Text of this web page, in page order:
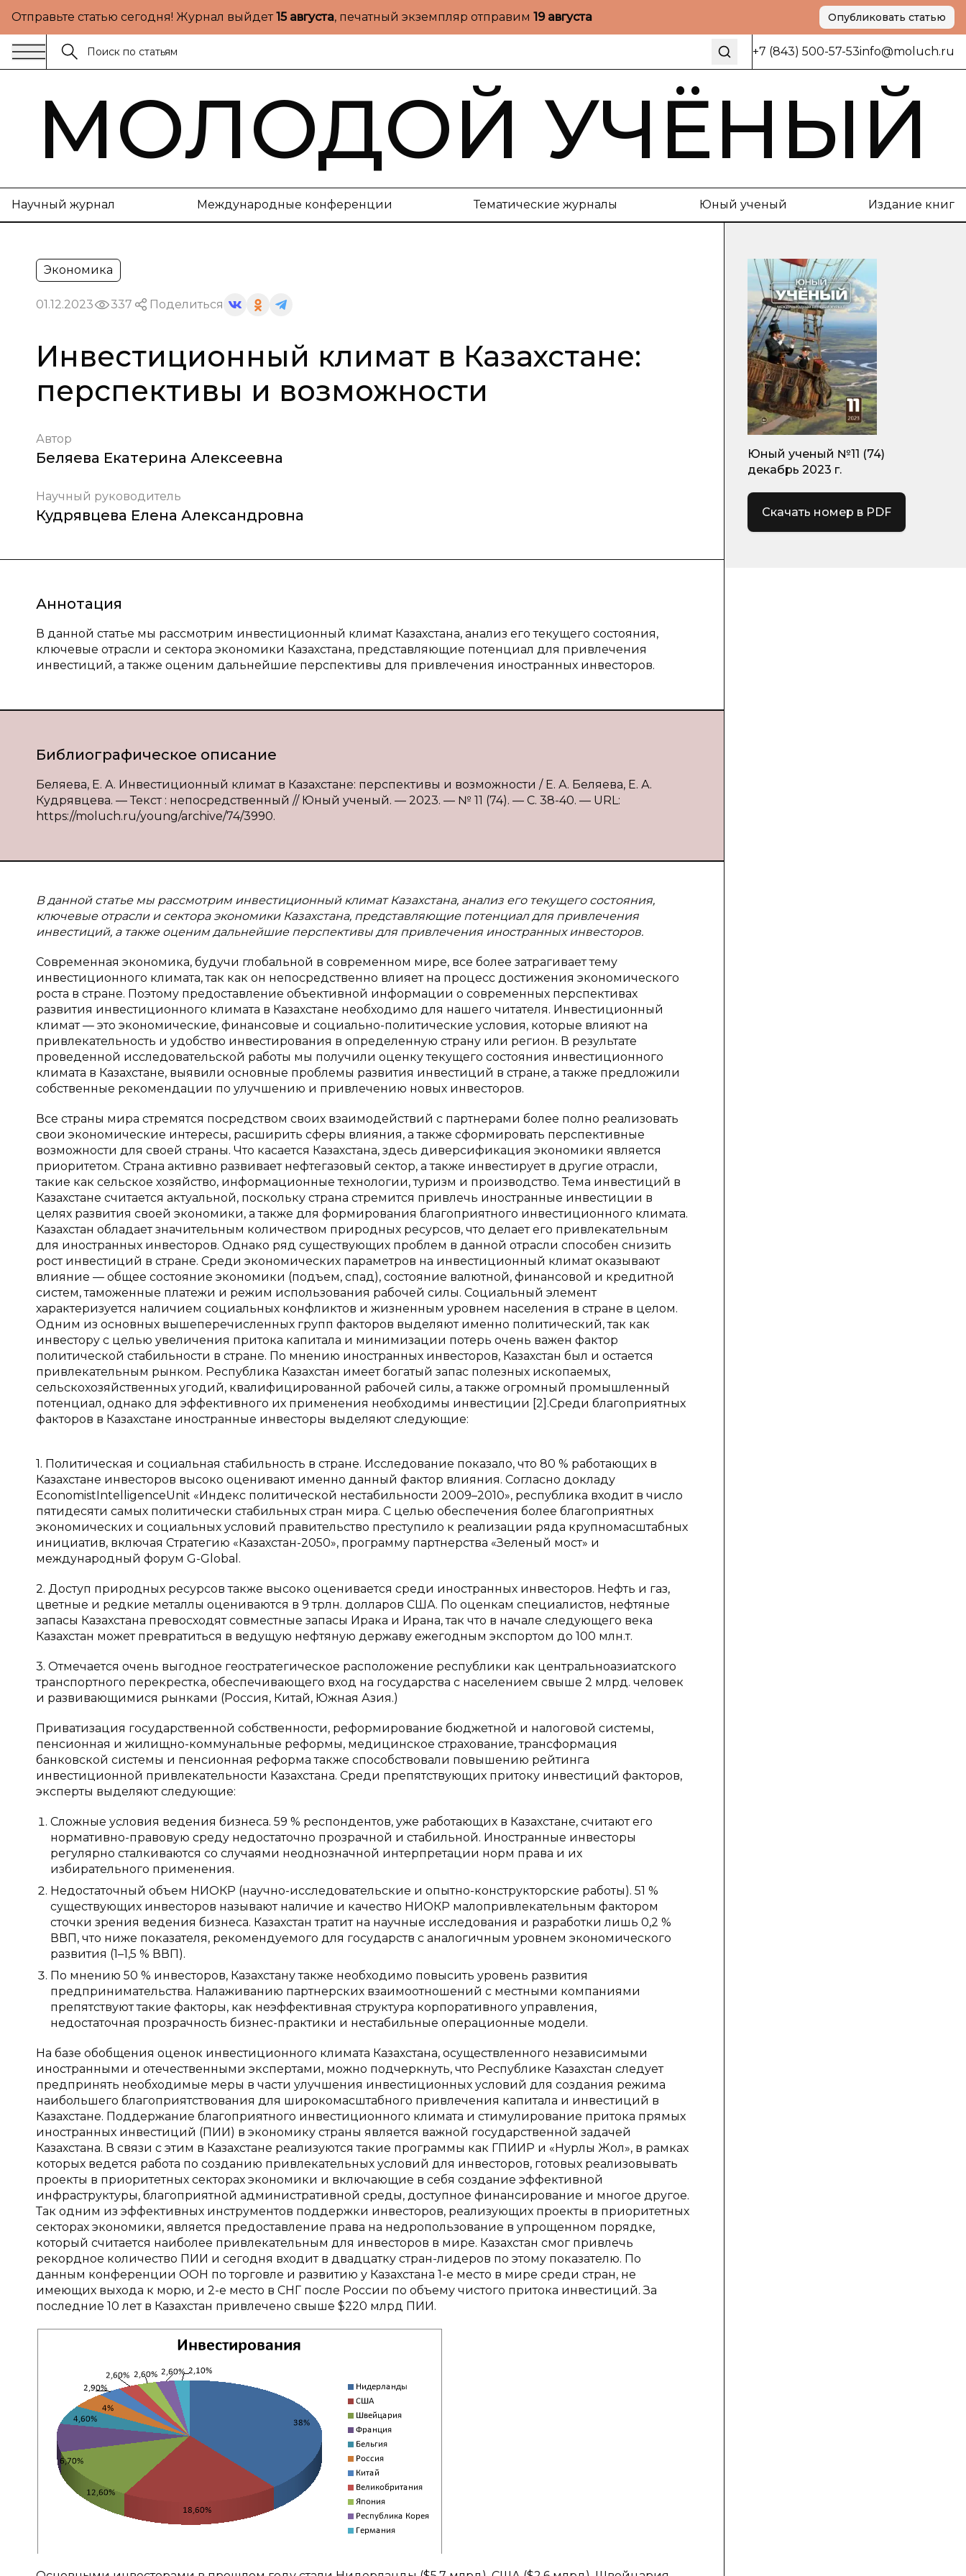
Отправьте статью сегодня! Журнал выйдет15 августа, печатный экземпляр отправим 19 августа Опубликовать статью
+7 (843) 500-57-53info@moluch.ru
МОЛОДОЙ УЧЁНЫЙ
Научный журнал Международные конференции Тематические журналы Юный ученый Издание книг
Экономика
01.12.2023 337 Поделиться
Инвестиционный климат в Казахстане:
перспективы и возможности
Автор
Беляева Екатерина Алексеевна
Научный руководитель
Кудрявцева Елена Александровна
Аннотация
В данной статье мы рассмотрим инвестиционный климат Казахстана, анализ его текущего состояния,
ключевые отрасли и сектора экономики Казахстана, представляющие потенциал для привлечения
инвестиций, а также оценим дальнейшие перспективы для привлечения иностранных инвесторов.
Библиографическое описание
Беляева, Е. А. Инвестиционный климат в Казахстане: перспективы и возможности / Е. А. Беляева, Е. А.
Кудрявцева. — Текст : непосредственный // Юный ученый. — 2023. — № 11 (74). — С. 38-40. — URL:
https://moluch.ru/young/archive/74/3990.
В данной статье мы рассмотрим инвестиционный климат Казахстана, анализ его текущего состояния,
ключевые отрасли и сектора экономики Казахстана, представляющие потенциал для привлечения
инвестиций, а также оценим дальнейшие перспективы для привлечения иностранных инвесторов.
Современная экономика, будучи глобальной в современном мире, все более затрагивает тему
инвестиционного климата, так как он непосредственно влияет на процесс достижения экономического
роста в стране. Поэтому предоставление объективной информации о современных перспективах
развития инвестиционного климата в Казахстане необходимо для нашего читателя. Инвестиционный
климат — это экономические, финансовые и социально-политические условия, которые влияют на
привлекательность и удобство инвестирования в определенную страну или регион. В результате
проведенной исследовательской работы мы получили оценку текущего состояния инвестиционного
климата в Казахстане, выявили основные проблемы развития инвестиций в стране, а также предложили
собственные рекомендации по улучшению и привлечению новых инвесторов.
Все страны мира стремятся посредством своих взаимодействий с партнерами более полно реализовать
свои экономические интересы, расширить сферы влияния, а также сформировать перспективные
возможности для своей страны. Что касается Казахстана, здесь диверсификация экономики является
приоритетом. Страна активно развивает нефтегазовый сектор, а также инвестирует в другие отрасли,
такие как сельское хозяйство, информационные технологии, туризм и производство. Тема инвестиций в
Казахстане считается актуальной, поскольку страна стремится привлечь иностранные инвестиции в
целях развития своей экономики, а также для формирования благоприятного инвестиционного климата.
Казахстан обладает значительным количеством природных ресурсов, что делает его привлекательным
для иностранных инвесторов. Однако ряд существующих проблем в данной отрасли способен снизить
рост инвестиций в стране. Среди экономических параметров на инвестиционный климат оказывают
влияние — общее состояние экономики (подъем, спад), состояние валютной, финансовой и кредитной
систем, таможенные платежи и режим использования рабочей силы. Социальный элемент
характеризуется наличием социальных конфликтов и жизненным уровнем населения в стране в целом.
Одним из основных вышеперечисленных групп факторов выделяют именно политический, так как
инвестору с целью увеличения притока капитала и минимизации потерь очень важен фактор
политической стабильности в стране. По мнению иностранных инвесторов, Казахстан был и остается
привлекательным рынком. Республика Казахстан имеет богатый запас полезных ископаемых,
сельскохозяйственных угодий, квалифицированной рабочей силы, а также огромный промышленный
потенциал, однако для эффективного их применения необходимы инвестиции [2].Среди благоприятных
факторов в Казахстане иностранные инвесторы выделяют следующие:
1. Политическая и социальная стабильность в стране. Исследование показало, что 80 % работающих в
Казахстане инвесторов высоко оценивают именно данный фактор влияния. Согласно докладу
EconomistIntelligenceUnit «Индекс политической нестабильности 2009–2010», республика входит в число
пятидесяти самых политически стабильных стран мира. С целью обеспечения более благоприятных
экономических и социальных условий правительство преступило к реализации ряда крупномасштабных
инициатив, включая Стратегию «Казахстан-2050», программу партнерства «Зеленый мост» и
международный форум G-Global.
2. Доступ природных ресурсов также высоко оценивается среди иностранных инвесторов. Нефть и газ,
цветные и редкие металлы оцениваются в 9 трлн. долларов США. По оценкам специалистов, нефтяные
запасы Казахстана превосходят совместные запасы Ирака и Ирана, так что в начале следующего века
Казахстан может превратиться в ведущую нефтяную державу ежегодным экспортом до 100 млн.т.
3. Отмечается очень выгодное геостратегическое расположение республики как центральноазиатского
транспортного перекрестка, обеспечивающего вход на государства с населением свыше 2 млрд. человек
и развивающимися рынками (Россия, Китай, Южная Азия.)
Приватизация государственной собственности, реформирование бюджетной и налоговой системы,
пенсионная и жилищно-коммунальные реформы, медицинское страхование, трансформация
банковской системы и пенсионная реформа также способствовали повышению рейтинга
инвестиционной привлекательности Казахстана. Среди препятствующих притоку инвестиций факторов,
эксперты выделяют следующие:
Сложные условия ведения бизнеса. 59 % респондентов, уже работающих в Казахстане, считают его
нормативно-правовую среду недостаточно прозрачной и стабильной. Иностранные инвесторы
регулярно сталкиваются со случаями неоднозначной интерпретации норм права и их
избирательного применения.
Недостаточный объем НИОКР (научно-исследовательские и опытно-конструкторские работы). 51 %
существующих инвесторов называют наличие и качество НИОКР малопривлекательным фактором
сточки зрения ведения бизнеса. Казахстан тратит на научные исследования и разработки лишь 0,2 %
ВВП, что ниже показателя, рекомендуемого для государств с аналогичным уровнем экономического
развития (1–1,5 % ВВП).
По мнению 50 % инвесторов, Казахстану также необходимо повысить уровень развития
предпринимательства. Налаживанию партнерских взаимоотношений с местными компаниями
препятствуют такие факторы, как неэффективная структура корпоративного управления,
недостаточная прозрачность бизнес-практики и нестабильные операционные модели.
На базе обобщения оценок инвестиционного климата Казахстана, осуществленного независимыми
иностранными и отечественными экспертами, можно подчеркнуть, что Республике Казахстан следует
предпринять необходимые меры в части улучшения инвестиционных условий для создания режима
наибольшего благоприятствования для широкомасштабного привлечения капитала и инвестиций в
Казахстане. Поддержание благоприятного инвестиционного климата и стимулирование притока прямых
иностранных инвестиций (ПИИ) в экономику страны является важной государственной задачей
Казахстана. В связи с этим в Казахстане реализуются такие программы как ГПИИР и «Нурлы Жол», в рамках
которых ведется работа по созданию привлекательных условий для инвесторов, готовых реализовывать
проекты в приоритетных секторах экономики и включающие в себя создание эффективной
инфраструктуры, благоприятной административной среды, доступное финансирование и многое другое.
Так одним из эффективных инструментов поддержки инвесторов, реализующих проекты в приоритетных
секторах экономики, является предоставление права на недропользование в упрощенном порядке,
который считается наиболее привлекательным для инвесторов в мире. Казахстан смог привлечь
рекордное количество ПИИ и сегодня входит в двадцатку стран-лидеров по этому показателю. По
данным конференции ООН по торговле и развитию у Казахстана 1-е место в мире среди стран, не
имеющих выхода к морю, и 2-е место в СНГ после России по объему чистого притока инвестиций. За
последние 10 лет в Казахстан привлечено свыше $220 млрд ПИИ.
Юный ученый №11 (74)
декабрь 2023 г.
Скачать номер в PDF